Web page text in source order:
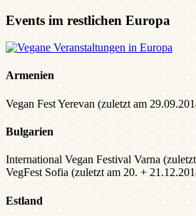
Events im restlichen Europa
Armenien
Vegan Fest Yerevan (zuletzt am
Bulgarien
International Vegan Festival Varna
VegFest Sofia (zuletzt am 20. +
Estland